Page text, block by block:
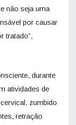
não seja uma
por causar
tratado”,
durante
atividades de
zumbido
retração